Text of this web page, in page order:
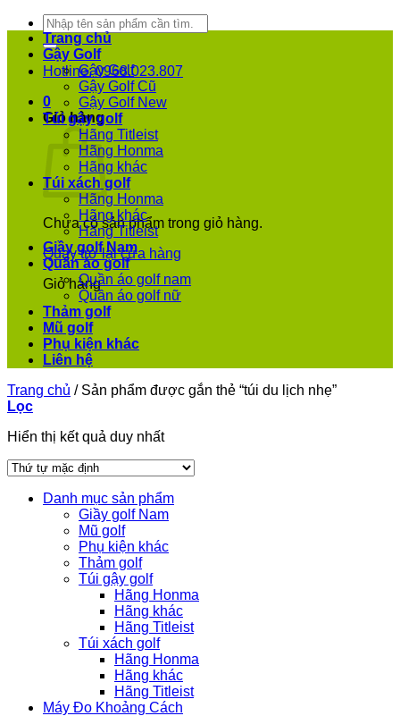
Tìm
kiếm:
Hotline: 0968.023.807
0
Giỏ hàng
Chưa có sản phẩm trong giỏ hàng.
Quay trở lại cửa hàng
Giỏ hàng
Trang chủ
Gậy Golf
Gậy Golf
Gậy Golf Cũ
Gậy Golf New
Túi gậy golf
Hãng Titleist
Hãng Honma
Hãng khác
Túi xách golf
Hãng Honma
Hãng khác
Hãng Titleist
Giầy golf Nam
Quần áo golf
Quần áo golf nam
Quần áo golf nữ
Thảm golf
Mũ golf
Phụ kiện khác
Liên hệ
Trang chủ /Sản phẩm được gắn thẻ “túi du lịch nhẹ”
Lọc
Hiển thị kết quả duy nhất
Danh mục sản phẩm
Giầy golf Nam
Mũ golf
Phụ kiện khác
Thảm golf
Túi gậy golf
Hãng Honma
Hãng khác
Hãng Titleist
Túi xách golf
Hãng Honma
Hãng khác
Hãng Titleist
Máy Đo Khoảng Cách